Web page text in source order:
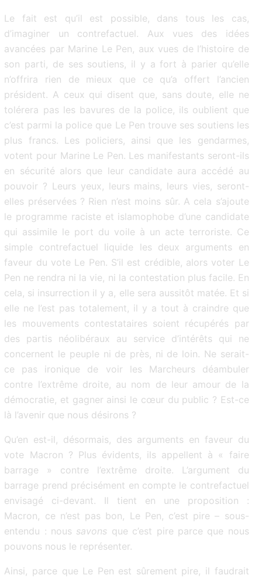
Le fait est qu’il est possible, dans tous les cas,
d’imaginer un contrefactuel. Aux vues des idées
avancées par Marine Le Pen, aux vues de l’histoire de
son parti, de ses soutiens, il y a fort à parier qu’elle
n’offrira rien de mieux que ce qu’a offert l’ancien
président. A ceux qui disent que, sans doute, elle ne
tolérera pas les bavures de la police, ils oublient que
c’est parmi la police que Le Pen trouve ses soutiens les
plus francs. Les policiers, ainsi que les gendarmes,
votent pour Marine Le Pen. Les manifestants seront-ils
en sécurité alors que leur candidate aura accédé au
pouvoir ? Leurs yeux, leurs mains, leurs vies, seront-
elles préservées ? Rien n’est moins sûr. A cela s’ajoute
le programme raciste et islamophobe d’une candidate
qui assimile le port du voile à un acte terroriste. Ce
simple contrefactuel liquide les deux arguments en
faveur du vote Le Pen. S’il est crédible, alors voter Le
Pen ne rendra ni la vie, ni la contestation plus facile. En
cela, si insurrection il y a, elle sera aussitôt matée. Et si
elle ne l’est pas totalement, il y a tout à craindre que
les mouvements contestataires soient récupérés par
des partis néolibéraux au service d’intérêts qui ne
concernent le peuple ni de près, ni de loin. Ne serait-
ce pas ironique de voir les Marcheurs déambuler
contre l’extrême droite, au nom de leur amour de la
démocratie, et gagner ainsi le cœur du public ? Est-ce
là l’avenir que nous désirons ?
Qu’en est-il, désormais, des arguments en faveur du
vote Macron ? Plus évidents, ils appellent à « faire
barrage » contre l’extrême droite. L’argument du
barrage prend précisément en compte le contrefactuel
envisagé ci-devant. Il tient en une proposition :
Macron, ce n’est pas bon, Le Pen, c’est pire – sous-
entendu : nous savons que c’est pire parce que nous
pouvons nous le représenter.
Ainsi, parce que Le Pen est sûrement pire, il faudrait